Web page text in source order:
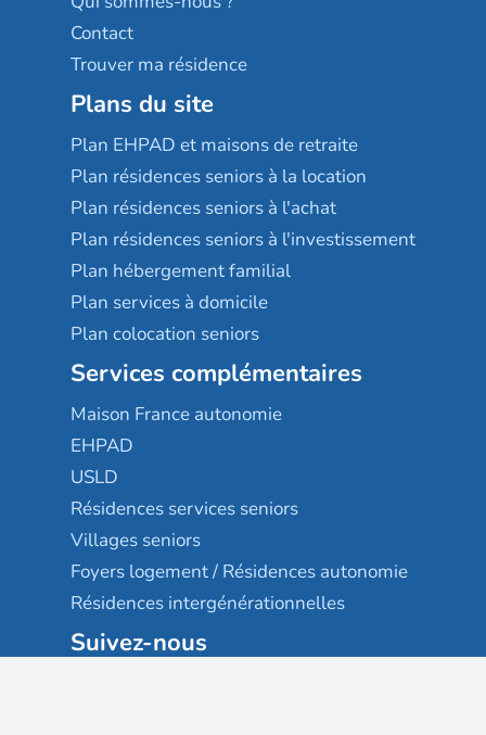
Contact
Trouver ma résidence
Plans du site
Plan EHPAD et maisons de retraite
Plan résidences seniors à la location
Plan résidences seniors à l'achat
Plan résidences seniors à l'investissement
Plan hébergement familial
Plan services à domicile
Plan colocation seniors
Services complémentaires
Maison France autonomie
EHPAD
USLD
Résidences services seniors
Villages seniors
Foyers logement / Résidences autonomie
Résidences intergénérationnelles
Suivez-nous